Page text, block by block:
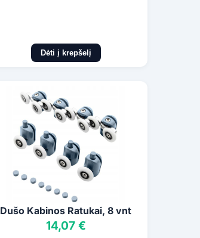
Dėti į krepšelį
Dušo Kabinos Ratukai, 8 vnt
14,07 €